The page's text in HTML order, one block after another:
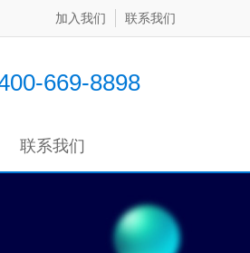
加入我们 联系我们
669-8898
联系我们